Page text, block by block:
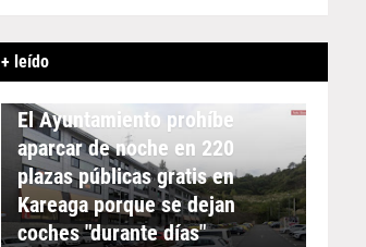
+ leído
APARCAMIENTO
El Ayuntamiento prohíbe
aparcar de noche en 220
plazas públicas gratis en
Kareaga porque se dejan
coches "durante días"